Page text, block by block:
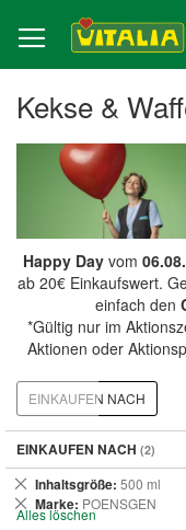
zum
Inhalt
Kekse &
Happy Dayvom
ab 20€ Einkaufswert.
einfach den
*Gültig nur im
Aktionen oder
EINKAUFEN NACH
EINKAUFEN NACH
Inhaltsgröße 500 ml
Dies
entfernen
Marke POENSGEN
Dies
entfernen
Alles löschen